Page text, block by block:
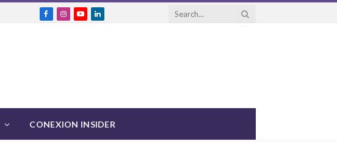
FacebookInstagram
YouTubeLinkedIn
CONEXION INSIDER